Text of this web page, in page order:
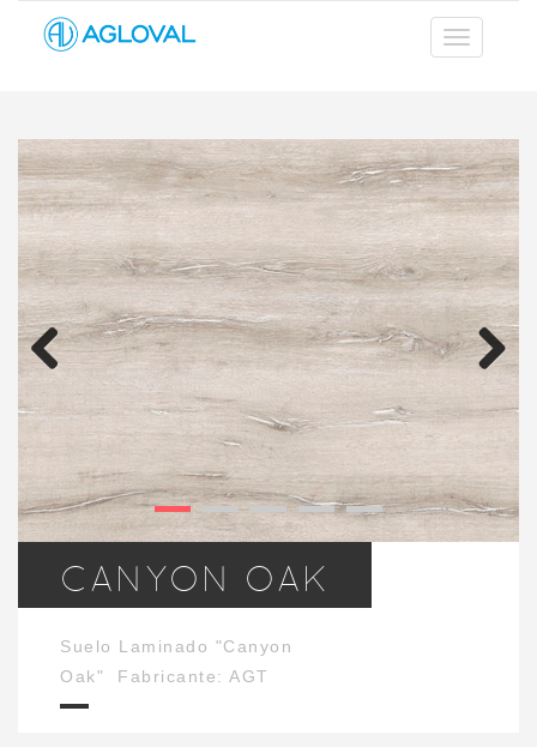
CANYON OAK
Suelo Laminado "Canyon
Oak" Fabricante: AGT